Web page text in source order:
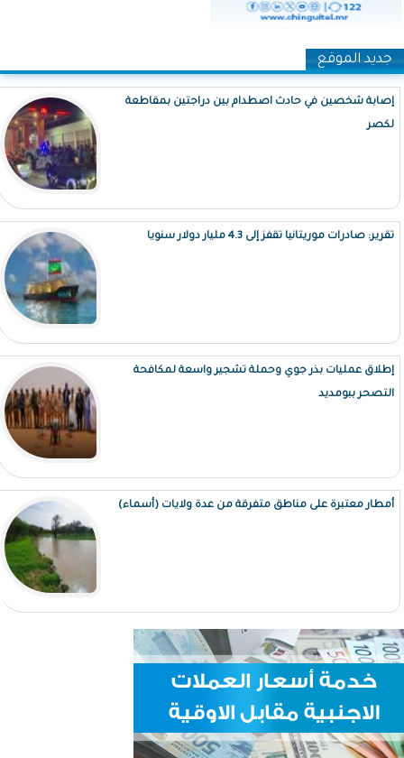
جديد الموقع
إصابة شخصين في حادث اصطدام بين دراجتين بمقاطعة
لكصر
تقرير: صادرات موريتانيا تقفز إلى 4.3 مليار دولار سنويا
إطلاق عمليات بذر جوي وحملة تشجير واسعة لمكافحة
التصحر ببومديد
أمطار معتبرة على مناطق متفرقة من عدة ولايات (أسماء)